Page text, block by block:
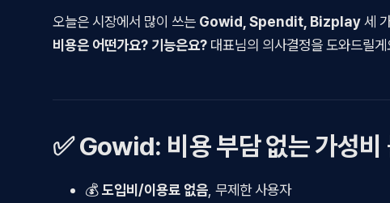
오늘은 시장에서 많이 쓰는 Gowid, Spendit, Bizplay세
비용은 어떤가요? 기능은요? 대표님의 의사결정을 도와드릴게
✅ Gowid: 비용 부담 없는 가성비
💰도입비/이용료 없음 , 무제한 사용자